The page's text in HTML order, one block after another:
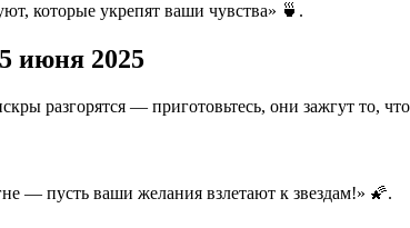
которые укрепят ваши чувства» 🍵.
июня 2025
разгорятся — приготовьтесь, они зажгут то,
— пусть ваши желания взлетают к звездам!» 🌠.